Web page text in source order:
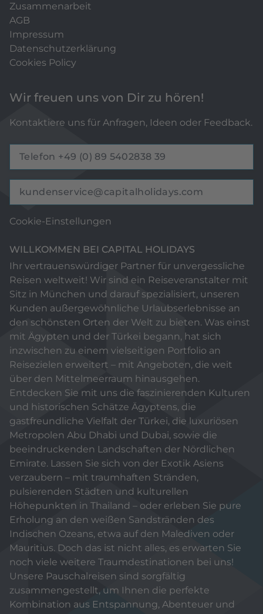
Zusammenarbeit
AGB
Impressum
Datenschutzerklärung
Cookies Policy
Wir freuen uns von Dir zu hören!
Kontaktiere uns für Anfragen, Ideen oder Feedback.
Telefon +49 (0) 89 5402838 39
kundenservice@capitalholidays.com
Cookie-Einstellungen
WILLKOMMEN BEI CAPITAL HOLIDAYS
Ihr vertrauenswürdiger Partner für unvergessliche
Reisen weltweit! Wir sind ein Reiseveranstalter mit
Sitz in München und darauf spezialisiert, unseren
Kunden außergewöhnliche Urlaubserlebnisse an
den schönsten Orten der Welt zu bieten. Was einst
mit Ägypten und der Türkei begann, hat sich
inzwischen zu einem vielseitigen Portfolio an
Reisezielen erweitert – mit Angeboten, die weit
über den Mittelmeerraum hinausgehen.
Entdecken Sie mit uns die faszinierenden Kulturen
und historischen Schätze Ägyptens, die
gastfreundliche Vielfalt der Türkei, die luxuriösen
Metropolen Abu Dhabi und Dubai, sowie die
beeindruckenden Landschaften der Nördlichen
Emirate. Lassen Sie sich von der Exotik Asiens
verzaubern – mit traumhaften Stränden,
pulsierenden Städten und kulturellen
Höhepunkten in Thailand – oder erleben Sie pure
Erholung an den weißen Sandstränden des
Indischen Ozeans, etwa auf den Malediven oder
Mauritius. Doch das ist nicht alles, es erwarten Sie
noch viele weitere Traumdestinationen bei uns!
Unsere Pauschalreisen sind sorgfältig
zusammengestellt, um Ihnen die perfekte
Kombination aus Entspannung, Abenteuer und